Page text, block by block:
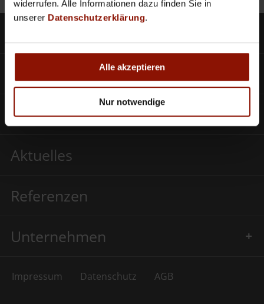
widerrufen. Alle Informationen dazu finden Sie in
unserer Datenschutzerklärung.
Alle akzeptieren
Nur notwendige
SCHWEIGHOFER CLOUD
Bestellscheine
Aktuelles
Referenzen
Unternehmen
Impressum Datenschutz AGB